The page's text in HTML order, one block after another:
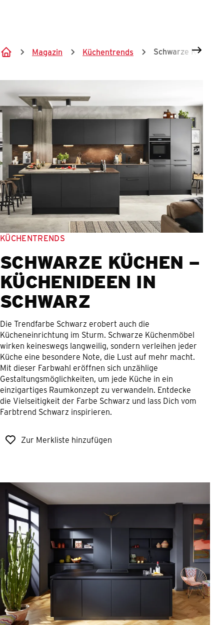
Magazin Küchentrends Schwarze Küchen
KÜCHENTRENDS
SCHWARZE KÜCHEN –
KÜCHENIDEEN IN
SCHWARZ
Die Trendfarbe Schwarz erobert auch die
Kücheneinrichtung im Sturm. Schwarze Küchenmöbel
wirken keineswegs langweilig, sondern verleihen jeder
Küche eine besondere Note, die Lust auf mehr macht.
Mit dieser Farbwahl eröffnen sich unzählige
Gestaltungsmöglichkeiten, um jede Küche in ein
einzigartiges Raumkonzept zu verwandeln. Entdecke
die Vielseitigkeit der Farbe Schwarz und lass Dich vom
Farbtrend Schwarz inspirieren.
Zur Merkliste hinzufügen